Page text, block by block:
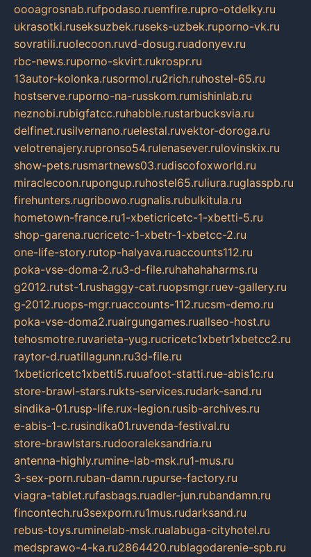
oooagrosnab.rufpodaso.ruemfire.rupro-otdelky.ru
ukrasotki.ruseksuzbek.ruseks-uzbek.ruporno-vk.ru
sovratili.ruolecoon.ruvd-dosug.ruadonyev.ru
rbc-news.ruporno-skvirt.rukrospr.ru
13autor-kolonka.rusormol.ru2rich.ruhostel-65.ru
hostserve.ruporno-na-russkom.rumishinlab.ru
neznobi.rubigfatcc.ruhabble.rustarbucksvia.ru
delfinet.rusilvernano.ruelestal.ruvektor-doroga.ru
velotrenajery.rupronso54.rulenasever.rulovinskix.ru
show-pets.rusmartnews03.rudiscofoxworld.ru
miraclecoon.rupongup.ruhostel65.ruliura.ruglasspb.ru
firehunters.rugribowo.rugnalis.rubulkitula.ru
hometown-france.ru1-xbeticricetc-1-xbetti-5.ru
shop-garena.rucricetc-1-xbetr-1-xbetcc-2.ru
one-life-story.rutop-halyava.ruaccounts112.ru
poka-vse-doma-2.ru3-d-file.ruhahahaharms.ru
g2012.rutst-1.rushaggy-cat.ruopsmgr.ruev-gallery.ru
g-2012.ruops-mgr.ruaccounts-112.rucsm-demo.ru
poka-vse-doma2.ruairgungames.ruallseo-host.ru
tehosmotre.ruvarieta-yug.rucricetc1xbetr1xbetcc2.ru
raytor-d.ruatillagunn.ru3d-file.ru
1xbeticricetc1xbetti5.ruuafoot-statti.rue-abis1c.ru
store-brawl-stars.rukts-services.rudark-sand.ru
sindika-01.rusp-life.rux-legion.rusib-archives.ru
e-abis-1-c.rusindika01.ruvenda-festival.ru
store-brawlstars.rudooraleksandria.ru
antenna-highly.rumine-lab-msk.ru1-mus.ru
3-sex-porn.ruban-damn.rupurse-factory.ru
viagra-tablet.rufasbags.ruadler-jun.rubandamn.ru
fincontech.ru3sexporn.ru1mus.rudarksand.ru
rebus-toys.ruminelab-msk.rualabuga-cityhotel.ru
medsprawo-4-ka.ru2864420.rublagodarenie-spb.ru